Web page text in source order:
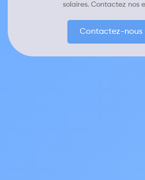
solaires. Contactez nos
Contactez-nous